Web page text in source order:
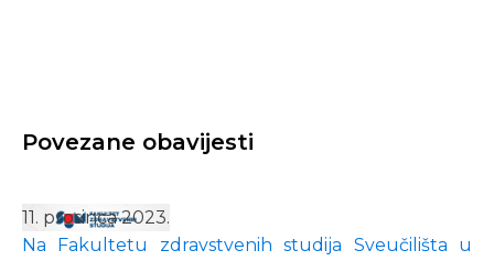
Povezane obavijesti
11. prosinca 2023.
Na Fakultetu zdravstvenih studija Sveučilišta u